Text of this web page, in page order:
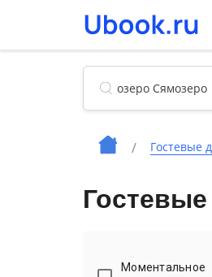
Гостевые
Моментальное